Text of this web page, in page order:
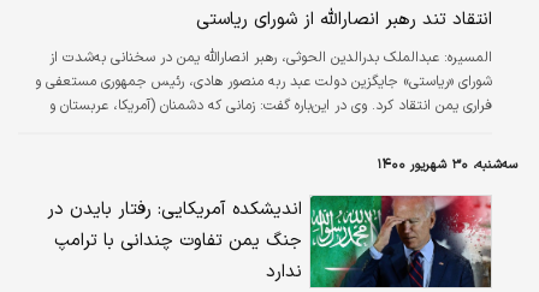
انتقاد تند رهبر انصارالله از شورای ریاستی
المسیره: عبدالملک بدرالدین الحوثی، رهبر انصارالله یمن در سخنانی به‌شدت از
شورای «ریاستی» جایگزین دولت عبد ربه منصور هادی، رئیس جمهوری مستعفی و
فراری یمن انتقاد کرد. وی در این‌باره گفت: زمانی که دشمنان (آمریکا، عربستان و
را به شکلی تحقیرآمیز از صحنه کنار گذاشتند.
سه‌شنبه، ۳۰ شهریور ۱۴۰۰
اندیشکده آمریکایی: رفتار بایدن در
جنگ یمن تفاوت چندانی با ترامپ
ندارد